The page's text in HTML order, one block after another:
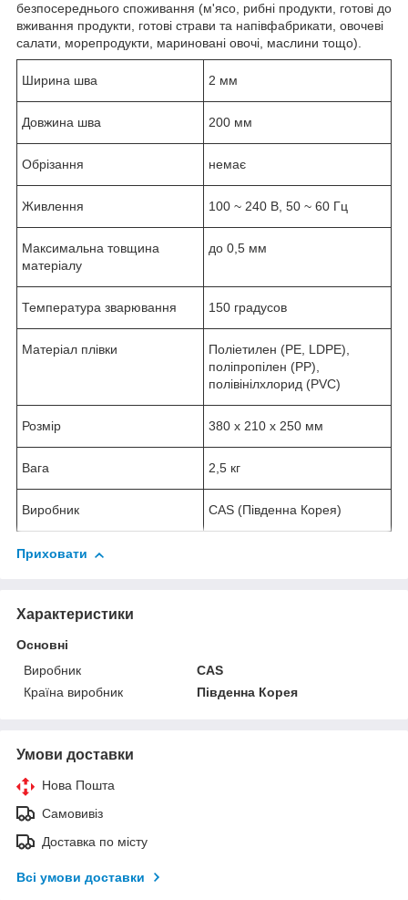
безпосереднього споживання (м'ясо, рибні продукти, готові до
вживання продукти, готові страви та напівфабрикати, овочеві
салати, морепродукти, мариновані овочі, маслини тощо).
Ширина шва 2 мм
Довжина шва 200 мм
Обрізання немає
Живлення 100 ~ 240 B, 50 ~ 60 Гц
Максимальна товщина
матеріалу
до 0,5 мм
Температура зварювання 150 градусов
Матеріал плівки
Поліетилен (PE, LDPE),
поліпропілен (PP),
полівінілхлорид (PVC)
Розмір 380 х 210 х 250 мм
Вага 2,5 кг
Виробник CAS (Південна Корея)
Приховати
Характеристики
Основні
Виробник
CAS
Країна виробник
Південна Корея
Умови доставки
Нова Пошта
Самовивіз
Доставка по місту
Всі умови доставки